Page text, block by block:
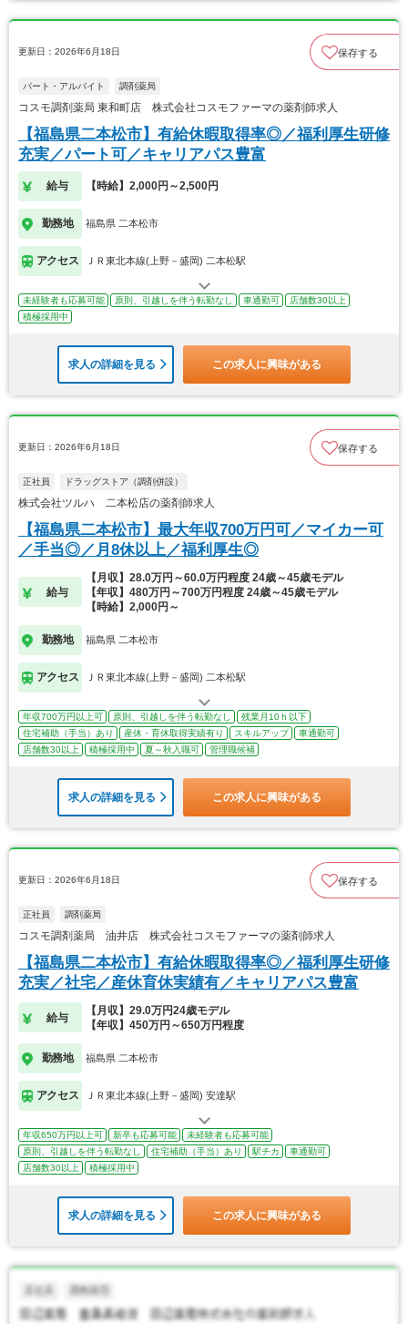
更新日：2026年6月18日 保存する
パート・アルバイト 調剤薬局
コスモ調剤薬局 東和町店 株式会社コスモファーマの薬剤師求人
【福島県二本松市】有給休暇取得率◎／福利厚生研修
充実／パート可／キャリアパス豊富
給与 【時給】2,000円～2,500円
勤務地 福島県 二本松市
アクセス ＪＲ東北本線(上野－盛岡) 二本松駅
未経験者も応募可能 原則、引越しを伴う転勤なし 車通勤可
店舗数30以上
積極採用中
求人の詳細を見る この求人に興味がある
更新日：2026年6月18日 保存する
正社員 ドラッグストア（調剤併設）
株式会社ツルハ 二本松店の薬剤師求人
【福島県二本松市】最大年収700万円可／マイカー可
／手当◎／月8休以上／福利厚生◎
給与
【月収】28.0万円～60.0万円程度 24歳～45歳モデル
【年収】480万円～700万円程度 24歳～45歳モデル
【時給】2,000円～
勤務地 福島県 二本松市
アクセス ＪＲ東北本線(上野－盛岡) 二本松駅
年収700万円以上可 原則、引越しを伴う転勤なし
残業月10ｈ以下
住宅補助（手当）あり
産休・育休取得実績有り スキルアップ
車通勤可
店舗数30以上
積極採用中 夏～秋入職可 管理職候補
求人の詳細を見る この求人に興味がある
更新日：2026年6月18日 保存する
正社員 調剤薬局
コスモ調剤薬局 油井店 株式会社コスモファーマの薬剤師求人
【福島県二本松市】有給休暇取得率◎／福利厚生研修
充実／社宅／産休育休実績有／キャリアパス豊富
給与
【月収】29.0万円24歳モデル
【年収】450万円～650万円程度
勤務地 福島県 二本松市
アクセス ＪＲ東北本線(上野－盛岡) 安達駅
年収650万円以上可 新卒も応募可能
未経験者も応募可能
原則、引越しを伴う転勤なし
住宅補助（手当）あり 駅チカ
車通勤可
店舗数30以上
積極採用中
求人の詳細を見る この求人に興味がある